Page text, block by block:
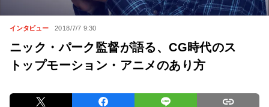
インタビュー 2018/7/7 9:30
ニック・パーク監督が語る、CG時代のス
トップモーション・アニメのあり方